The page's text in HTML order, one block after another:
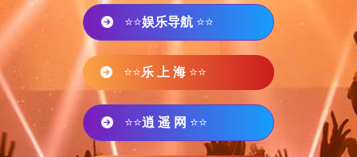
⭐⭐娱乐导航 ⭐⭐
⭐⭐乐 上 海 ⭐⭐
⭐⭐逍 遥 网 ⭐⭐